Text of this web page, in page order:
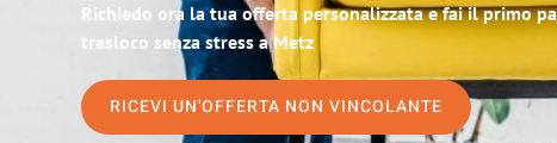
Richiedo ora la tua offerta personalizzata e fai il primo
trasloco senza stress a Metz
RICEVI UN'OFFERTA NON VINCOLANTE